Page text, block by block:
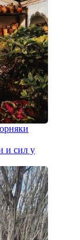
и сил у